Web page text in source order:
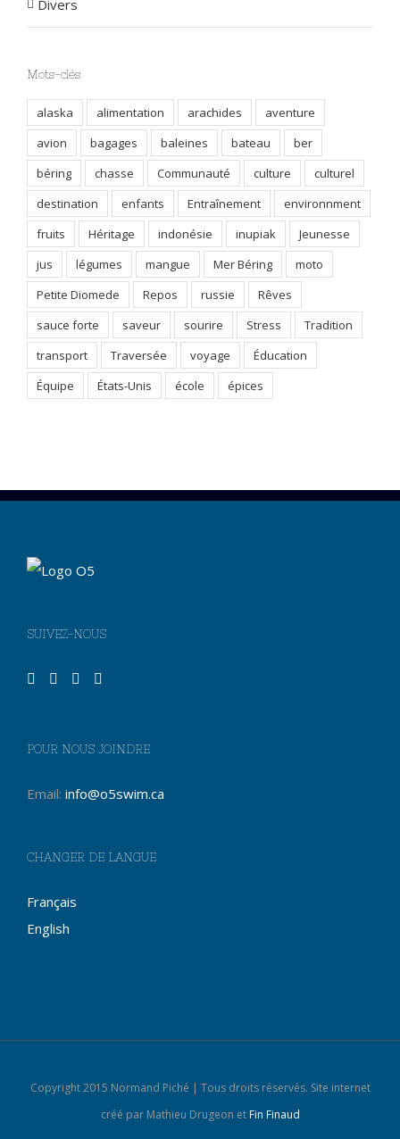
Divers
Mots-clés
alaska alimentation arachides
aventure
avion
bagages baleines bateau
ber
béring
chasse Communauté culture
culturel
destination
enfants Entraînement
environnment
fruits
Héritage indonésie inupiak
Jeunesse
jus
légumes mangue Mer Béring
moto
Petite Diomede
Repos russie
Rêves
sauce forte
saveur sourire Stress
Tradition
transport
Traversée voyage
Éducation
Équipe
États-Unis école épices
SUIVEZ-NOUS
POUR NOUS JOINDRE
Email: info@o5swim.ca
CHANGER DE LANGUE
Français
English
Copyright 2015 Normand Piché | Tous droits réservés. Site internet
créé par Mathieu Drugeon etFin Finaud